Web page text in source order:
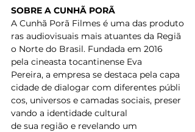
SOBRE A CUNHÃ PORÃ
A Cunhã Porã Filmes é uma das produto
ras audiovisuais mais atuantes da Regiã
o Norte do Brasil. Fundada em 2016
pela cineasta tocantinense Eva
Pereira, a empresa se destaca pela capa
cidade de dialogar com diferentes públi
cos, universos e camadas sociais, preser
vando a identidade cultural
de sua região e revelando um